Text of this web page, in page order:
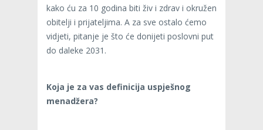
kako ću za 10 godina biti živ i zdrav i okružen
obitelji i prijateljima. A za sve ostalo ćemo
vidjeti, pitanje je što će donijeti poslovni put
do daleke 2031.
Koja je za vas definicija uspješnog
menadžera?